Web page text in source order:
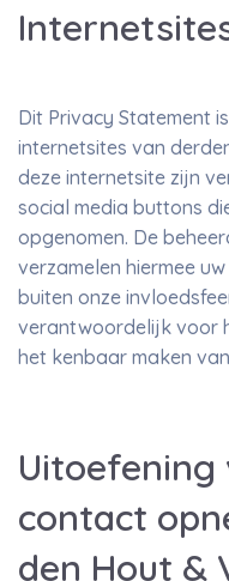
Dit Privacy Statement
internetsites van
deze internetsite zijn
social media buttons
opgenomen. De
verzamelen hiermee
buiten onze
verantwoordelijk voor
het kenbaar maken
Uitoefening
contact
den Hout &